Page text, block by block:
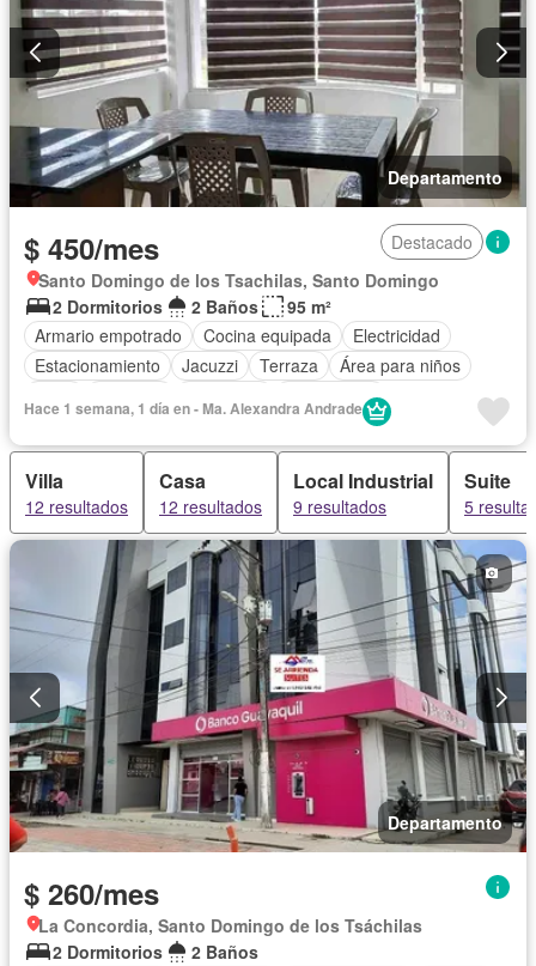
Departamento
$ 450/mes
Destacado
Santo Domingo de los Tsachilas, Santo Domingo
2 Dormitorios
2 Baños
95 m²
Armario empotrado
Cocina equipada
Electricidad
Estacionamiento
Jacuzzi Terraza
Área para niños
Sin amoblar
Hace 1 semana, 1 día en - Ma. Alexandra Andrade
Villa
12 resultados
Casa
12 resultados
Local Industrial
9 resultados
Suite
5
Departamento
$ 260/mes
La Concordia, Santo Domingo de los Tsáchilas
2 Dormitorios
2 Baños